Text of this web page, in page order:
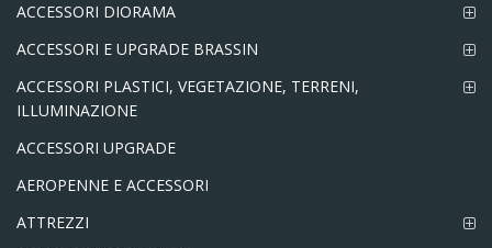
ACCESSORI DIORAMA
ACCESSORI E UPGRADE BRASSIN
ACCESSORI PLASTICI, VEGETAZIONE, TERRENI,
ILLUMINAZIONE
ACCESSORI UPGRADE
AEROPENNE E ACCESSORI
ATTREZZI